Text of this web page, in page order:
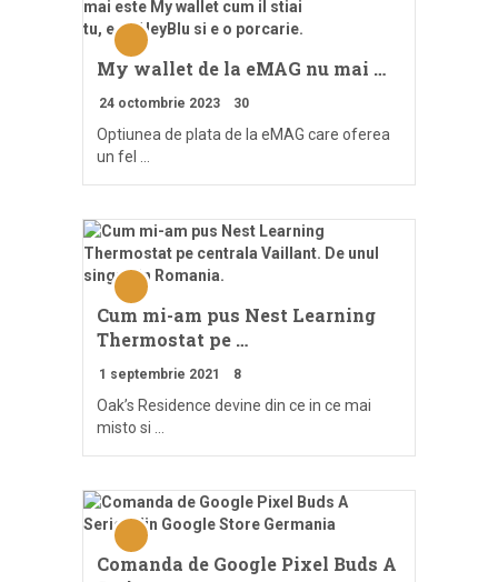
My wallet de la eMAG nu mai …
24 octombrie 2023 30
Optiunea de plata de la eMAG care oferea
un fel …
Cum mi-am pus Nest Learning
Thermostat pe …
1 septembrie 2021 8
Oak’s Residence devine din ce in ce mai
misto si …
Comanda de Google Pixel Buds A